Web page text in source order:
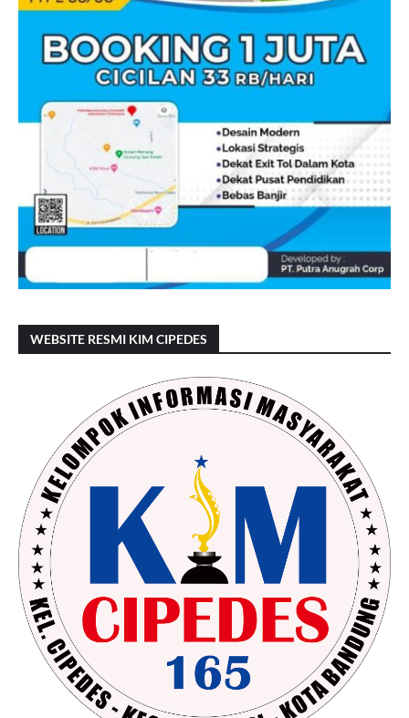
WEBSITE RESMI KIM CIPEDES